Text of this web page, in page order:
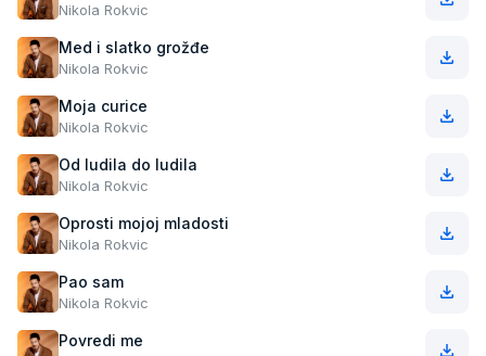
Nikola Rokvic
Med i slatko grožđe
Nikola Rokvic
Moja curice
Nikola Rokvic
Od ludila do ludila
Nikola Rokvic
Oprosti mojoj mladosti
Nikola Rokvic
Pao sam
Nikola Rokvic
Povredi me